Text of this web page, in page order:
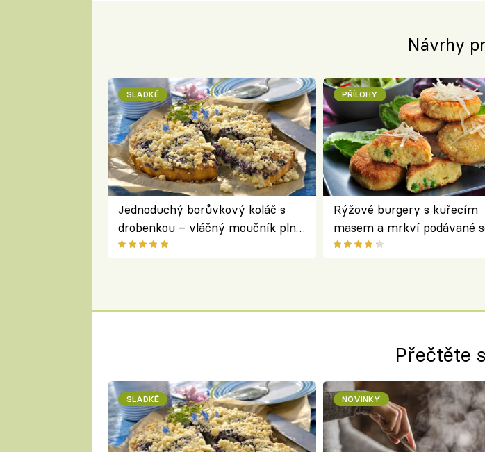
Návrhy
SLADKÉ
Jednoduchý borůvkový koláč s
drobenkou – vláčný moučník plný
ovoce
PŘÍLOHY
Rýžové burgery s kuřecím
masem a mrkví podávané
salátem – lehká a chutná
Přečtěte
SLADKÉ NOVINKY